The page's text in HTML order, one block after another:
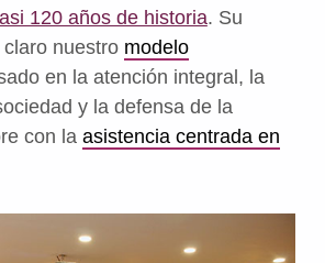
120 años de historia. Su
nuestro modelo
en la atención integral, la
y la defensa de la
con la asistencia centrada en